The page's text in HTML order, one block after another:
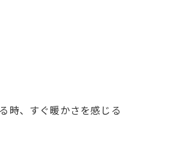
時、すぐ暖かさを感じる